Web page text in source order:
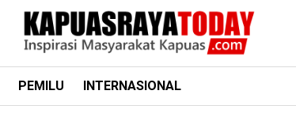
PEMILU INTERNASIONAL